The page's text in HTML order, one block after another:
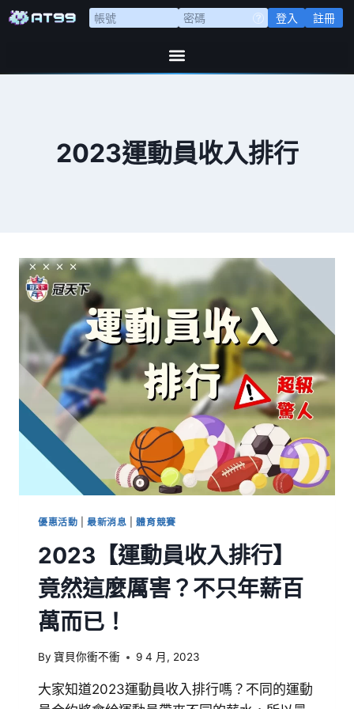
登入 註冊
2023運動員收入排行
優惠活動 |最新消息 |體育競賽
2023【運動員收入排行】
竟然這麼厲害？不只年薪百
萬而已！
By 寶貝你衝不衝 9 4 月, 2023
大家知道2023運動員收入排行嗎？不同的運動